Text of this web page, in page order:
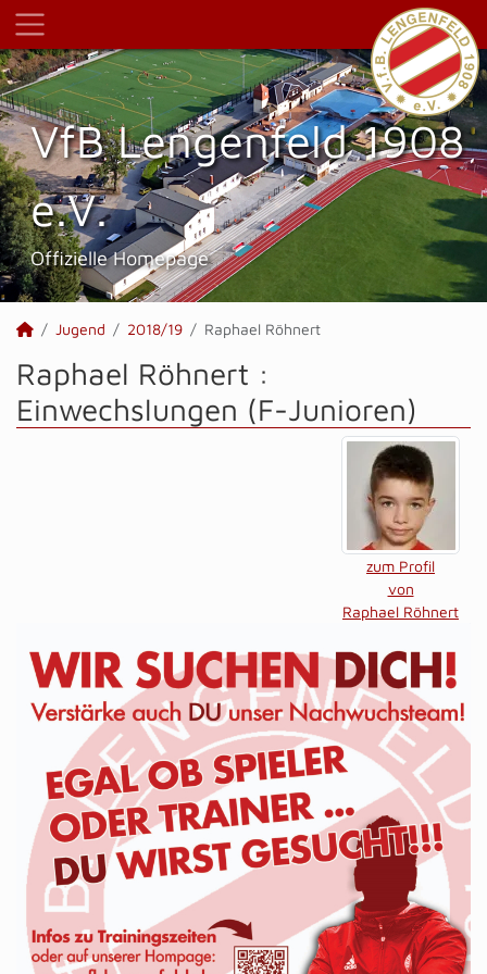
VfB Lengenfeld 1908
e.V.
Offizielle Homepage
Jugend 2018/19 Raphael Röhnert
Raphael Röhnert :
Einwechslungen (F-Junioren)
zum Profil
von
Raphael Röhnert